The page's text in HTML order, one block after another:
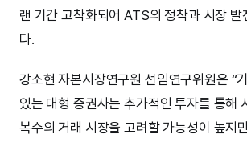
랜 기간 고착화되어 ATS의 정착과 시장 발
다.
강소현 자본시장연구원 선임연구위원은 “
있는 대형 증권사는 추가적인 투자를 통해
복수의 거래 시장을 고려할 가능성이 높지